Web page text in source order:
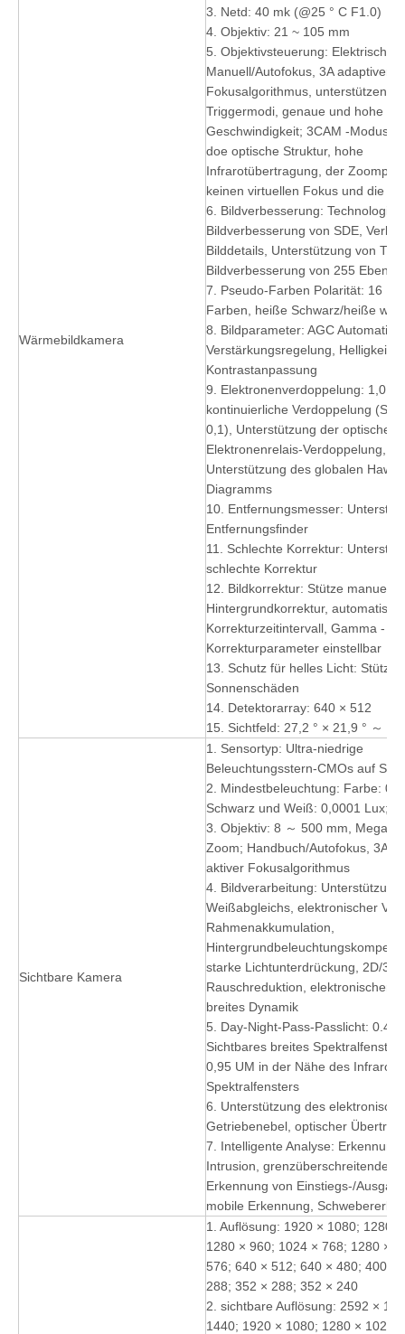
Wärmebildkamera
3. Netd: 40 mk (@25 ° C F1.0)
4. Objektiv: 21 ~ 105 mm
5. Objektivsteuerung: Elektrischer
Manuell/Autofokus, 3A adaptiver
Fokusalgorithmus, unterstützen
Triggermodi, genaue und hohe
Geschwindigkeit; 3CAM -Modus
doe optische Struktur, hohe
Infrarotübertragung, der
keinen virtuellen Fokus und die
6. Bildverbesserung: Technologie
Bildverbesserung von SDE,
Bilddetails, Unterstützung von
Bildverbesserung von 255 Ebenen
7. Pseudo-Farben Polarität: 16
Farben, heiße Schwarz/heiße
8. Bildparameter: AGC
Verstärkungsregelung, Helligkeit,
Kontrastanpassung
9. Elektronenverdoppelung: 1,0 ~
kontinuierliche Verdoppelung
0,1), Unterstützung der optischen
Elektronenrelais-Verdoppelung,
Unterstützung des globalen
Diagramms
10. Entfernungsmesser:
Entfernungsfinder
11. Schlechte Korrektur:
schlechte Korrektur
12. Bildkorrektur: Stütze manuelle
Hintergrundkorrektur,
Korrekturzeitintervall, Gamma -
Korrekturparameter einstellbar
13. Schutz für helles Licht: Stützt
Sonnenschäden
14. Detektorarray: 640 × 512
15. Sichtfeld: 27,2 ° × 21,9 ° ～
Sichtbare Kamera
1. Sensortyp: Ultra-niedrige
Beleuchtungsstern-CMOs auf
2. Mindestbeleuchtung: Farbe:
Schwarz und Weiß: 0,0001 Lux; 0
3. Objektiv: 8 ～ 500 mm, Mega
Zoom; Handbuch/Autofokus, 3A
aktiver Fokusalgorithmus
4. Bildverarbeitung: Unterstützung
Weißabgleichs, elektronischer
Rahmenakkumulation,
starke Lichtunterdrückung, 2D/
Rauschreduktion, elektronischer
breites Dynamik
5. Day-Night-Pass-Passlicht: 0.4-
Sichtbares breites Spektralfenster
0,95 UM in der Nähe des Infrarot-
Spektralfensters
6. Unterstützung des
Getriebenebel, optischer
7. Intelligente Analyse: Erkennung
Intrusion, grenzüberschreitende
Erkennung von Einstiegs-/
mobile Erkennung,
1. Auflösung: 1920 × 1080; 1280
1280 × 960; 1024 × 768; 1280 ×
576; 640 × 512; 640 × 480; 400 ×
288; 352 × 288; 352 × 240
2. sichtbare Auflösung: 2592 ×
1440; 1920 × 1080; 1280 × 1024;